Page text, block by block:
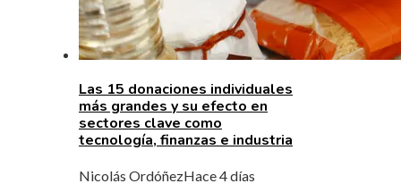
Las 15 donaciones individuales
más grandes y su efecto en
sectores clave como
tecnología, finanzas e industria
Nicolás OrdóñezHace 4 días